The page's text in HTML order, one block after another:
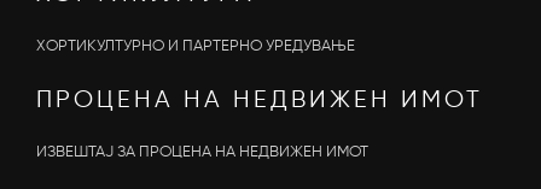
ХОРТИКУЛТУРНО И ПАРТЕРНО УРЕДУВАЊЕ
ПРОЦЕНА НА НЕДВИЖЕН ИМОТ
ИЗВЕШТАЈ ЗА ПРОЦЕНА НА НЕДВИЖЕН ИМОТ